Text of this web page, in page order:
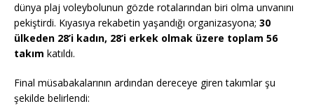
dünya plaj voleybolunun gözde rotalarından biri olma unvanını
pekiştirdi. Kıyasıya rekabetin yaşandığı organizasyona; 30
ülkeden 28’i kadın, 28’i erkek olmak üzere toplam 56
takım katıldı.
Final müsabakalarının ardından dereceye giren takımlar şu
şekilde belirlendi: